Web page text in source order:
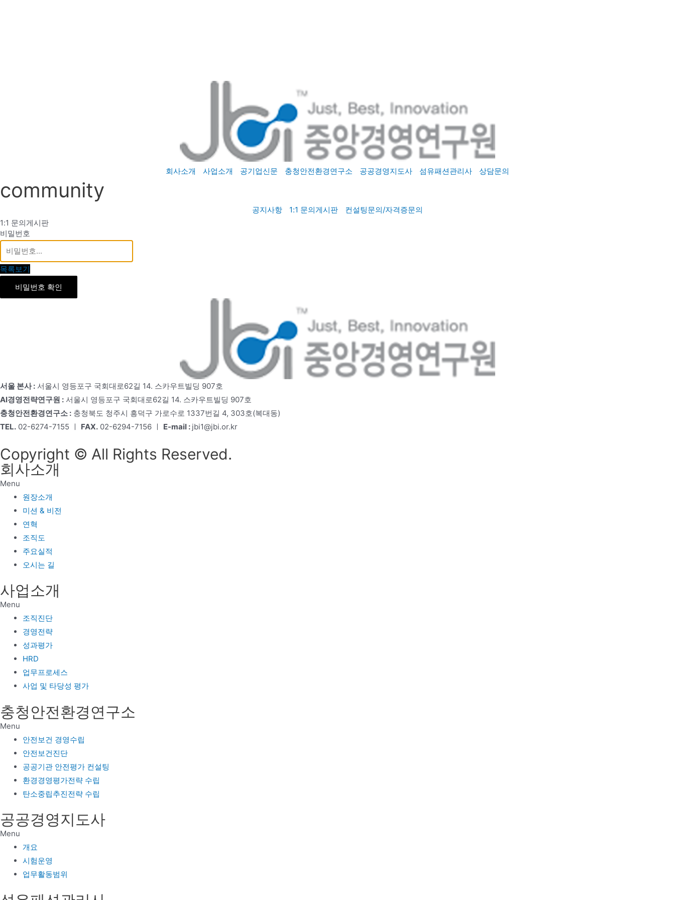
회사소개 사업소개 공기업신문 충청안전환경연구소 공공경영지도사 섬유패션관리사 상담문의
community
공지사항 1:1 문의게시판
컨설팅문의/자격증문의
1:1 문의게시판
비밀번호
목록보기
비밀번호 확인
서울 본사 : 서울시 영등포구 국회대로62길 14. 스카우트빌딩 907호
AI경영전략연구원 : 서울시 영등포구 국회대로62길 14. 스카우트빌딩 907호
충청안전환경연구소 : 충청북도 청주시 흥덕구 가로수로 1337번길 4, 303호(복대동)
TEL. 02-6274-7155 ㅣ FAX. 02-6294-7156 ㅣ E-mail : jbi1@jbi.or.kr
Copyright © All Rights Reserved.
회사소개
Menu
원장소개
미션 & 비전
연혁
조직도
주요실적
오시는 길
사업소개
Menu
조직진단
경영전략
성과평가
HRD
업무프로세스
사업 및 타당성 평가
충청안전환경연구소
Menu
안전보건 경영수립
안전보건진단
공공기관 안전평가 컨설팅
환경경영평가전략 수립
탄소중립추진전략 수립
공공경영지도사
Menu
개요
시험운영
업무활동범위